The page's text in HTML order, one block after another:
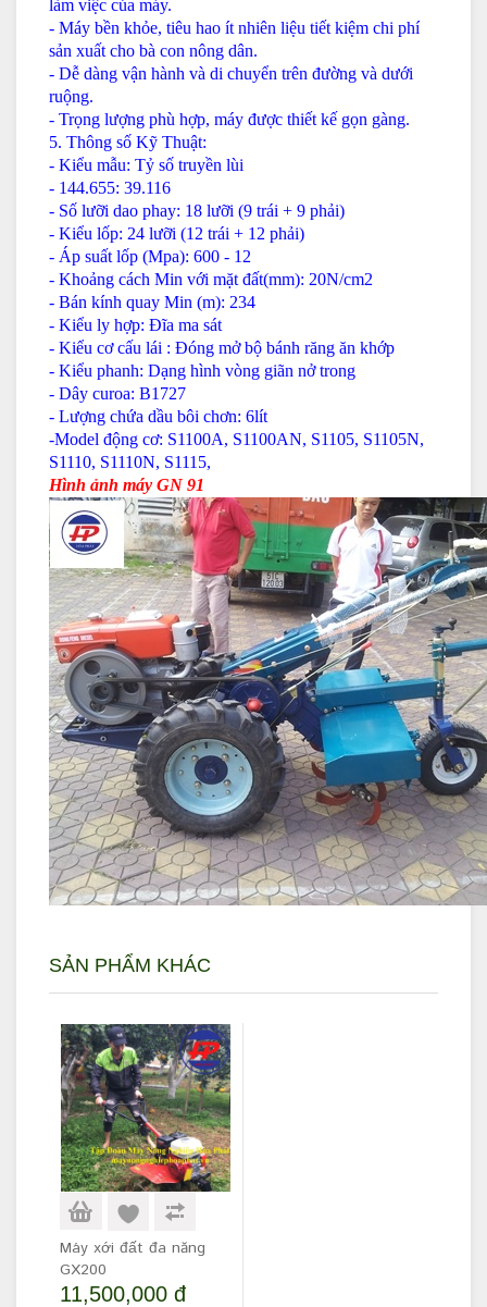
làm việc của máy.
- Máy bền khỏe, tiêu hao ít nhiên liệu tiết kiệm chi phí
sản xuất cho bà con nông dân.
- Dễ dàng vận hành và di chuyển trên đường và dưới
ruộng.
- Trọng lượng phù hợp, máy được thiết kế gọn gàng.
5. Thông số Kỹ Thuật:
- Kiểu mẫu: Tỷ số truyền lùi
- 144.655: 39.116
- Số lưỡi dao phay: 18 lưỡi (9 trái + 9 phải)
- Kiểu lốp: 24 lưỡi (12 trái + 12 phải)
- Áp suất lốp (Mpa): 600 - 12
- Khoảng cách Min với mặt đất(mm): 20N/cm2
- Bán kính quay Min (m): 234
- Kiểu ly hợp: Đĩa ma sát
- Kiểu cơ cấu lái : Đóng mở bộ bánh răng ăn khớp
- Kiểu phanh: Dạng hình vòng giãn nở trong
- Dây curoa: B1727
- Lượng chứa dầu bôi chơn: 6lít
-Model động cơ: S1100A, S1100AN, S1105, S1105N,
S1110, S1110N, S1115,
Hình ảnh máy GN 91
SẢN PHẨM KHÁC
Máy xới đất đa năng
GX200
11,500,000 đ